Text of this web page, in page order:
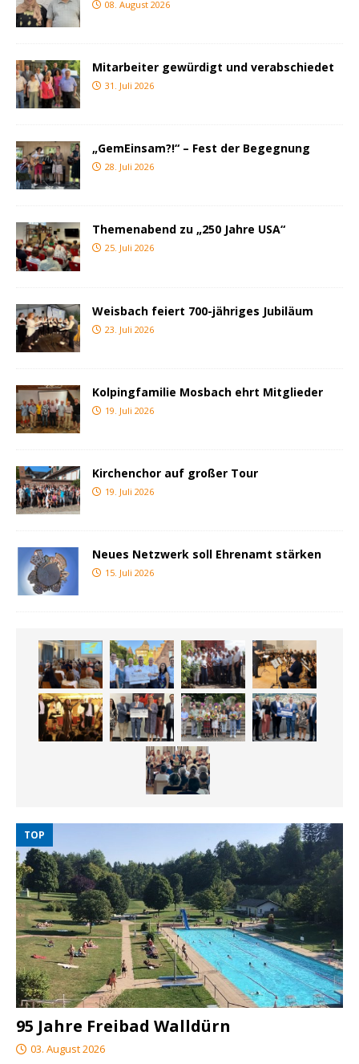
08. August 2026
Mitarbeiter gewürdigt und verabschiedet
31. Juli 2026
„GemEinsam?!“ – Fest der Begegnung
28. Juli 2026
Themenabend zu „250 Jahre USA“
25. Juli 2026
Weisbach feiert 700-jähriges Jubiläum
23. Juli 2026
Kolpingfamilie Mosbach ehrt Mitglieder
19. Juli 2026
Kirchenchor auf großer Tour
19. Juli 2026
Neues Netzwerk soll Ehrenamt stärken
15. Juli 2026
TOP
95 Jahre Freibad Walldürn
03. August 2026